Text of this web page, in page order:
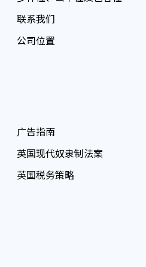
联系我们
公司位置
广告指南
英国现代奴隶制法案
英国税务策略